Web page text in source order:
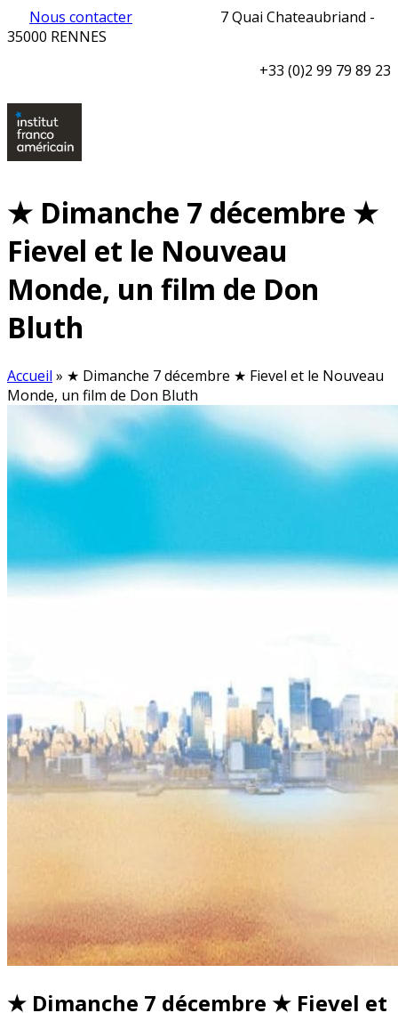
Nous contacter
7 Quai Chateaubriand -
35000 RENNES
+33 (0)2 99 79 89 23
★ Dimanche 7 décembre ★
Fievel et le Nouveau
Monde, un film de Don
Bluth
Accueil » ★ Dimanche 7 décembre ★ Fievel et le Nouveau
Monde, un film de Don Bluth
★ Dimanche 7 décembre ★ Fievel et